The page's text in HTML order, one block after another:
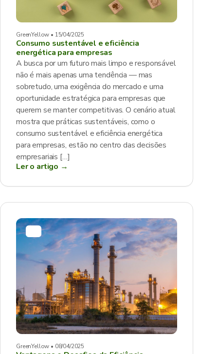
GreenYellow • 15/04/2025
Consumo sustentável e eficiência
energética para empresas
A busca por um futuro mais limpo e responsável
não é mais apenas uma tendência — mas
sobretudo, uma exigência do mercado e uma
oportunidade estratégica para empresas que
querem se manter competitivas. O cenário atual
mostra que práticas sustentáveis, como o
consumo sustentável e eficiência energética
para empresas, estão no centro das decisões
empresariais […]
Ler o artigo →
GreenYellow • 08/04/2025